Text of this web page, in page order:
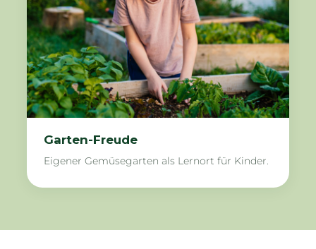
Garten-Freude
Eigener Gemüsegarten als Lernort für Kinder.